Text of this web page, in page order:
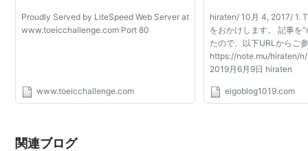
Proudly Served by LiteSpeed Web Server at
www.toeicchallenge.com Port 80
www.toeicchallenge.com
hiraten/ 10月 4, 2017/ 1.
をおかけします。 記事を
たので、以下URLからご
https://note.mu/hiraten/
2019月6月9日 hiraten
eigoblog1019.com
関連ブログ